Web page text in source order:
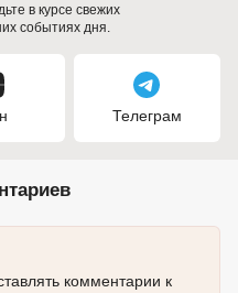
в курсе свежих
событиях дня.
Телеграм
комментарии к